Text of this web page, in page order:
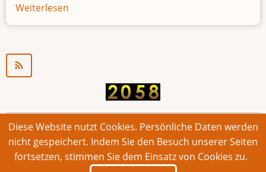
Weiterlesen
Jugendarbeitslosigkeit
© 2026 Bonner Aufruf. Alle Rechte vorbehalten.
Footer
Impressum Kontakt Intern
Diese Website nutzt Cookies. Persönliche Daten werden
nicht gespeichert. Indem Sie den Besuch unserer Seiten
fortsetzen, stimmen Sie dem Einsatz von Cookies zu.